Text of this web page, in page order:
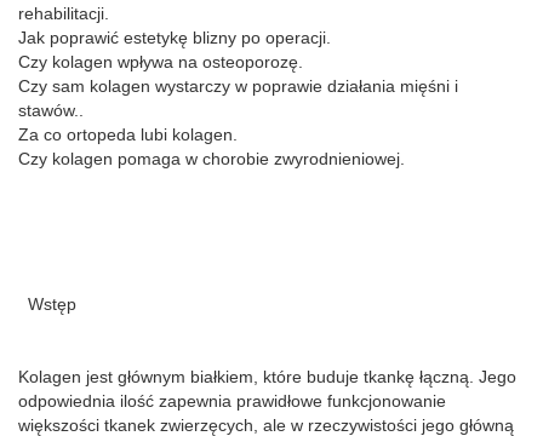
rehabilitacji.
Jak poprawić estetykę blizny po operacji.
Czy kolagen wpływa na osteoporozę.
Czy sam kolagen wystarczy w poprawie działania mięśni i
stawów..
Za co ortopeda lubi kolagen.
Czy kolagen pomaga w chorobie zwyrodnieniowej.
Wstęp
Kolagen jest głównym białkiem, które buduje tkankę łączną. Jego
odpowiednia ilość zapewnia prawidłowe funkcjonowanie
większości tkanek zwierzęcych, ale w rzeczywistości jego główną